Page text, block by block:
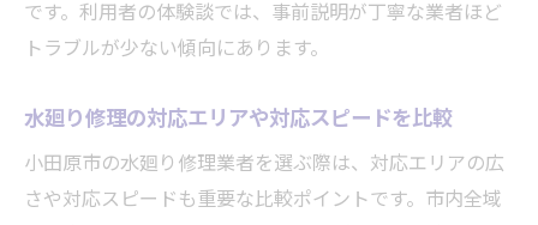
です。利用者の体験談では、事前説明が丁寧な業者ほど
トラブルが少ない傾向にあります。
水廻り修理の対応エリアや対応スピードを比較
小田原市の水廻り修理業者を選ぶ際は、対応エリアの広
さや対応スピードも重要な比較ポイントです。市内全域